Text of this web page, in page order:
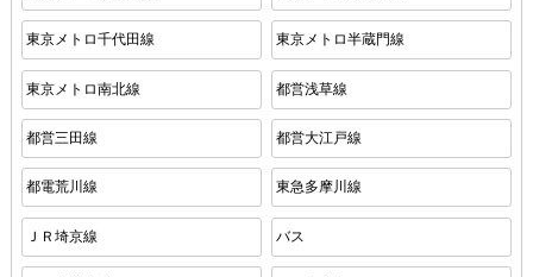
東京メトロ千代田線 東京メトロ半蔵門線
東京メトロ南北線 都営浅草線
都営三田線 都営大江戸線
都電荒川線 東急多摩川線
ＪＲ埼京線 バス